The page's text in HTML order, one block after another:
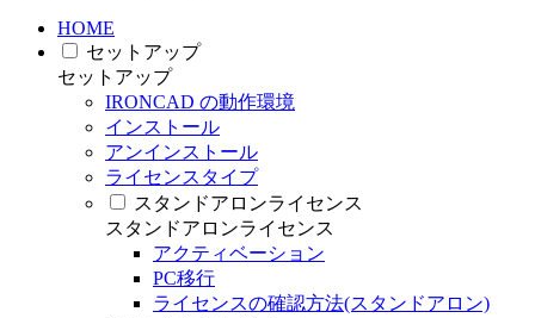
HOME
セットアップ
セットアップ
IRONCAD の動作環境
インストール
アンインストール
ライセンスタイプ
スタンドアロンライセンス
スタンドアロンライセンス
アクティベーション
PC移行
ライセンスの確認方法(スタンドアロン)